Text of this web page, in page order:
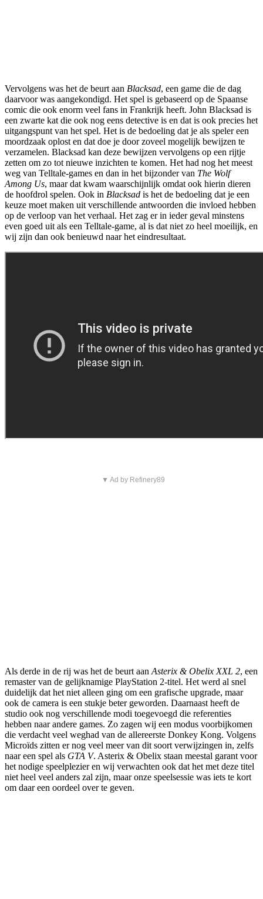
Vervolgens was het de beurt aan Blacksad, een game die de dag
daarvoor was aangekondigd. Het spel is gebaseerd op de Spaanse
comic die ook enorm veel fans in Frankrijk heeft. John Blacksad is
een zwarte kat die ook nog eens detective is en dat is ook precies het
uitgangspunt van het spel. Het is de bedoeling dat je als speler een
moordzaak oplost en dat doe je door zoveel mogelijk bewijzen te
verzamelen. Blacksad kan deze bewijzen vervolgens op een rijtje
zetten om zo tot nieuwe inzichten te komen. Het had nog het meest
weg van Telltale-games en dan in het bijzonder van The Wolf
Among Us, maar dat kwam waarschijnlijk omdat ook hierin dieren
de hoofdrol spelen. Ook in Blacksad is het de bedoeling dat je een
keuze moet maken uit verschillende antwoorden die invloed hebben
op de verloop van het verhaal. Het zag er in ieder geval minstens
even goed uit als een Telltale-game, al is dat niet zo heel moeilijk, en
wij zijn dan ook benieuwd naar het eindresultaat.
▼ Ad by Refinery89
Als derde in de rij was het de beurt aan Asterix & Obelix XXL 2, een
remaster van de gelijknamige PlayStation 2-titel. Het werd al snel
duidelijk dat het niet alleen ging om een grafische upgrade, maar
ook de camera is een stukje beter geworden. Daarnaast heeft de
studio ook nog verschillende modi toegevoegd die referenties
hebben naar andere games. Zo zagen wij een modus voorbijkomen
die verdacht veel weghad van de allereerste Donkey Kong. Volgens
Microïds zitten er nog veel meer van dit soort verwijzingen in, zelfs
naar een spel als GTA V. Asterix & Obelix staan meestal garant voor
het nodige speelplezier en wij verwachten ook dat het met deze titel
niet heel veel anders zal zijn, maar onze speelsessie was iets te kort
om daar een oordeel over te geven.